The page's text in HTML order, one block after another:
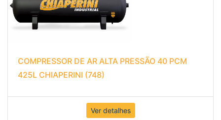
COMPRESSOR DE AR ALTA PRESSÃO 40 PCM
425L CHIAPERINI (748)
Ver detalhes